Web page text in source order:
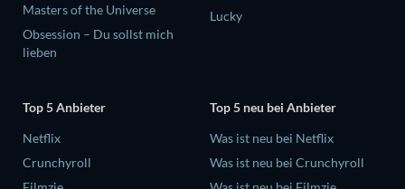
Masters of the Universe
Obsession – Du sollst mich
lieben
Lucky
Top 5 Anbieter
Netflix
Crunchyroll
Top 5 neu bei Anbieter
Was ist neu bei Netflix
Was ist neu bei Crunchyroll